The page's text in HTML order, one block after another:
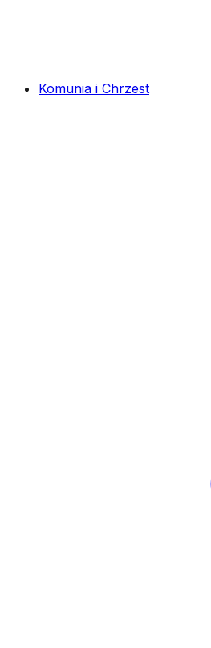
Komunia i Chrzest